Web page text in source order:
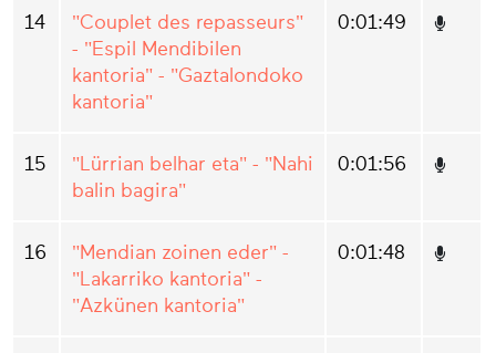
14
"Couplet des repasseurs"
- "Espil Mendibilen
kantoria" - "Gaztalondoko
kantoria"
0:01:49
15
"Lürrian belhar eta" - "Nahi
balin bagira"
0:01:56
16
"Mendian zoinen eder" -
"Lakarriko kantoria" -
"Azkünen kantoria"
0:01:48